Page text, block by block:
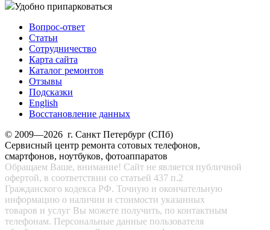
Удобно припарковаться
Вопрос-ответ
Статьи
Сотрудничество
Карта сайта
Каталог ремонтов
Отзывы
Подсказки
English
Восстановление данных
© 2009—2026 г. Санкт Петербург (СПб)
Сервисный центр ремонта сотовых телефонов,
смартфонов, ноутбуков, фотоаппаратов
Обращаем Ваше, внимание! Сайт не является публичной
офертой, в соответствии со статьей 437 п.2
Гражданского кодекса РФ. Точную и окончательную
информацию о наличии и стоимости указанных
товаров и услуг Вы можете получить, по контактным
телефонам. Персональные данные пользователя